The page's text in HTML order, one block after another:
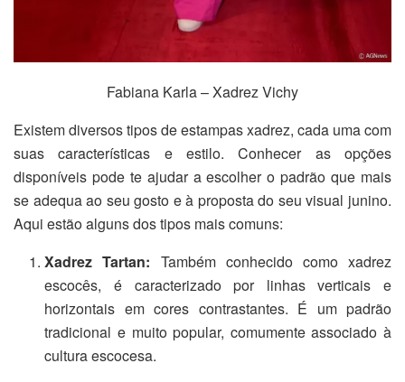
Fabiana Karla – Xadrez Vichy
Existem diversos tipos de estampas xadrez, cada uma com
suas características e estilo. Conhecer as opções
disponíveis pode te ajudar a escolher o padrão que mais
se adequa ao seu gosto e à proposta do seu visual junino.
Aqui estão alguns dos tipos mais comuns:
Xadrez Tartan: Também conhecido como xadrez
escocês, é caracterizado por linhas verticais e
horizontais em cores contrastantes. É um padrão
tradicional e muito popular, comumente associado à
cultura escocesa.